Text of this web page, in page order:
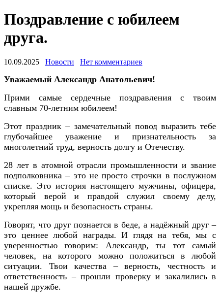
Поздравление с юбилеем
друга.
10.09.2025 Новости Нет комментариев
Уважаемый Александр Анатольевич!
Прими самые сердечные поздравления с твоим
славным 70-летним юбилеем!
Этот праздник – замечательный повод выразить тебе
глубочайшее уважение и признательность за
многолетний труд, верность долгу и Отечеству.
28 лет в атомной отрасли промышленности и звание
подполковника – это не просто строчки в послужном
списке. Это история настоящего мужчины, офицера,
который верой и правдой служил своему делу,
укрепляя мощь и безопасность страны.
Говорят, что друг познается в беде, а надёжный друг –
это ценнее любой награды. И глядя на тебя, мы с
уверенностью говорим: Александр, ты тот самый
человек, на которого можно положиться в любой
ситуации. Твои качества – верность, честность и
ответственность – прошли проверку и закалились в
нашей дружбе.